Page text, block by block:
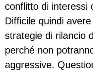
conflitto di interessi
Difficile quindi
strategie di rilancio
perché non
aggressive.